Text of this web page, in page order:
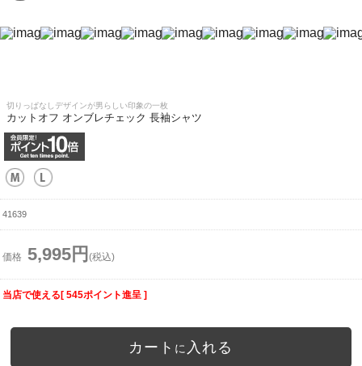
切りっぱなしデザインが男らしい印象の一枚
カットオフ オンブレチェック 長袖シャツ
41639
価格 5,995円 (税込)
当店で使える[ 545ポイント進呈 ]
カート に 入れる